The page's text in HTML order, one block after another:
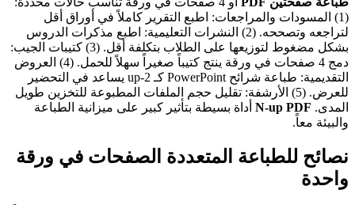
(1) المسودات والمراجعات: اطبع التقرير كاملاً في أوراق أقل
لتراجعه وتصححه. (2) النشرات التعليمية: اطبع مذكرات الدروس
بشكل مضغوط لتوزيعها على الطلاب بتكلفة أقل. (3) كتيبات الجيب:
دمج 4 صفحات في ورقة ينتج كتيباً صغيراً سهلاً للحمل. (4) العروض
التقديمية: طباعة شرائح PowerPoint كـ 2-up يساعد في التحضير
للعرض. (5) الأرشفة: تقليل حجم الملفات المطبوعة للتخزين طويل
المدى. N-up PDF أداة بسيطة بتأثير كبير على ميزانية الطباعة
والبيئة معاً.
نصائح للطباعة المتعددة الصفحات في ورقة
واحدة